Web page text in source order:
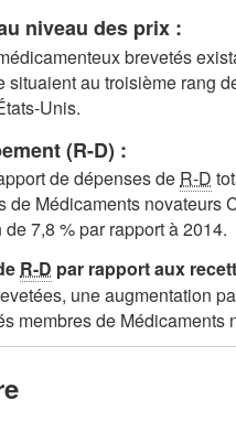
niveau des prix :
brevetés
situaient au troisième rang
Unis.
(R-D) :
de dépenses de R-D
de Médicaments
7,8 % par rapport à 2014.
R-D par rapport aux
une augmentation
membres de